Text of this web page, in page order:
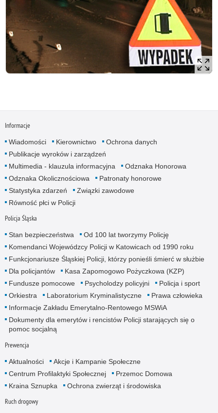
Informacje
Wiadomości Kierownictwo
Ochrona danych
Publikacje wyroków i zarządzeń
Multimedia - klauzula informacyjna
Odznaka Honorowa
Odznaka Okolicznościowa
Patronaty honorowe
Statystyka zdarzeń
Związki zawodowe
Równość płci w Policji
Policja Śląska
Stan bezpieczeństwa
Od 100 lat tworzymy Policję
Komendanci Wojewódzcy Policji w Katowicach od 1990 roku
Funkcjonariusze Śląskiej Policji, którzy ponieśli śmierć w służbie
Dla policjantów
Kasa Zapomogowo Pożyczkowa (KZP)
Fundusze pomocowe
Psycholodzy policyjni
Policja i sport
Orkiestra
Laboratorium Kryminalistyczne
Prawa człowieka
Informacje Zakładu Emerytalno-Rentowego MSWiA
Dokumenty dla emerytów i rencistów Policji starających się o
pomoc socjalną
Prewencja
Aktualności
Akcje i Kampanie Społeczne
Centrum Profilaktyki Społecznej
Przemoc Domowa
Kraina Sznupka
Ochrona zwierząt i środowiska
Ruch drogowy